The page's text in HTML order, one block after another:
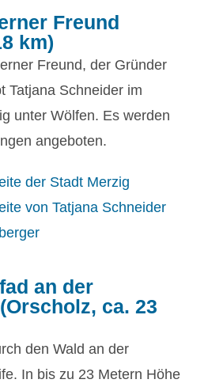
Freund
km)
Freund, der Gründer
Tatjana Schneider im
unter Wölfen. Es werden
angeboten.
der Stadt Merzig
von Tatjana Schneider
an der
ca. 23
den Wald an der
In bis zu 23 Metern Höhe